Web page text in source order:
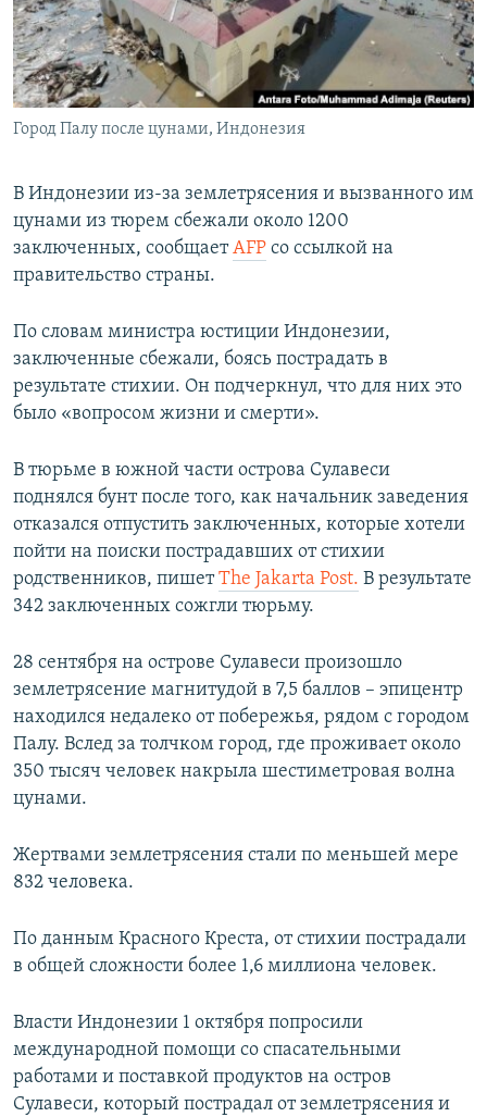
ПОБЕДИТЕЛЕЙ НЕ СУДЯТ?
КРЫМ.НЕПОКОРЕННЫЙ
ELIFBE
УКРАИНСКАЯ ПРОБЛЕМА КРЫМА
ПРИСОЕДИНЯЙТЕСЬ!
Город Палу после цунами, Индонезия
В Индонезии из-за землетрясения и вызванного им
цунами из тюрем сбежали около 1200
заключенных, сообщаетAFP со ссылкой на
правительство страны.
По словам министра юстиции Индонезии,
заключенные сбежали, боясь пострадать в
результате стихии. Он подчеркнул, что для них это
было «вопросом жизни и смерти».
В тюрьме в южной части острова Сулавеси
поднялся бунт после того, как начальник заведения
отказался отпустить заключенных, которые хотели
пойти на поиски пострадавших от стихии
родственников, пишетThe Jakarta Post. В результате
342 заключенных сожгли тюрьму.
28 сентября на острове Сулавеси произошло
землетрясение магнитудой в 7,5 баллов – эпицентр
находился недалеко от побережья, рядом с городом
Палу. Вслед за толчком город, где проживает около
350 тысяч человек накрыла шестиметровая волна
цунами.
Жертвами землетрясения стали по меньшей мере
832 человека.
По данным Красного Креста, от стихии пострадали
в общей сложности более 1,6 миллиона человек.
Власти Индонезии 1 октября попросили
международной помощи со спасательными
работами и поставкой продуктов на остров
Сулавеси, который пострадал от землетрясения и